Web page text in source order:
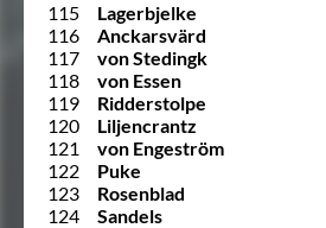
115
Lagerbjelke
116
Anckarsvärd
117
von Stedingk
118
von Essen
119
Ridderstolpe
120
Liljencrantz
121
von Engeström
122
Puke
123
Rosenblad
124
Sandels